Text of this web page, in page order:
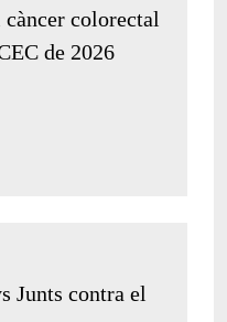
colorectal
de 2026
Junts contra el